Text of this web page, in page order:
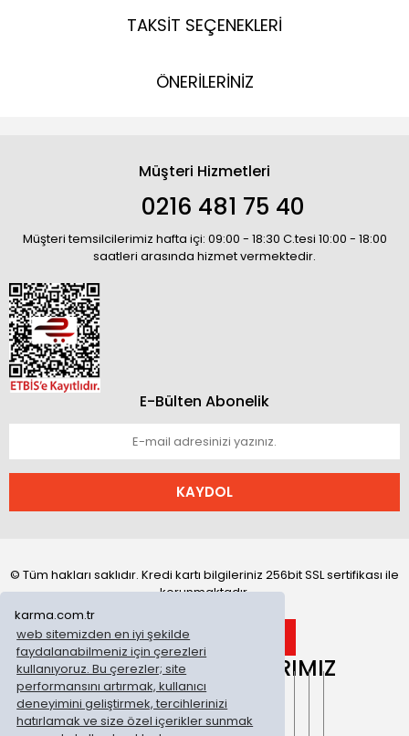
karma.com.tr
web sitemizden en iyi şekilde
faydalanabilmeniz için çerezleri
kullanıyoruz. Bu çerezler; site
performansını artırmak, kullanıcı
deneyimini geliştirmek, tercihlerinizi
hatırlamak ve size özel içerikler sunmak
TAKSİT SEÇENEKLERİ
ÖNERİLERİNİZ
Müşteri Hizmetleri
0216 481 75 40
Müşteri temsilcilerimiz hafta içi: 09:00 - 18:30 C.tesi 10:00 - 18:00
saatleri arasında hizmet vermektedir.
E-Bülten Abonelik
KAYDOL
© Tüm hakları saklıdır. Kredi kartı bilgileriniz 256bit SSL sertifikası ile
korunmaktadır.
ONLİNE MAĞAZALARIMIZ